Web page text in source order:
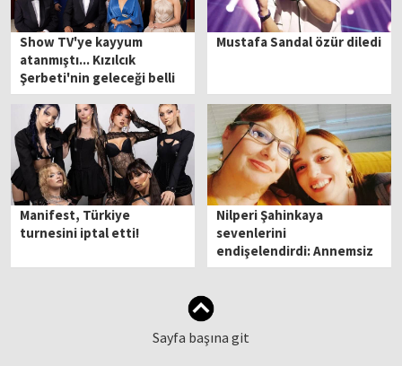
Show TV'ye kayyum
atanmıştı... Kızılcık
Şerbeti'nin geleceği belli
oldu
Mustafa Sandal özür diledi
Manifest, Türkiye
turnesini iptal etti!
Nilperi Şahinkaya
sevenlerini
endişelendirdi: Annemsiz
yapamıyorum, beni affedin
Sayfa başına git